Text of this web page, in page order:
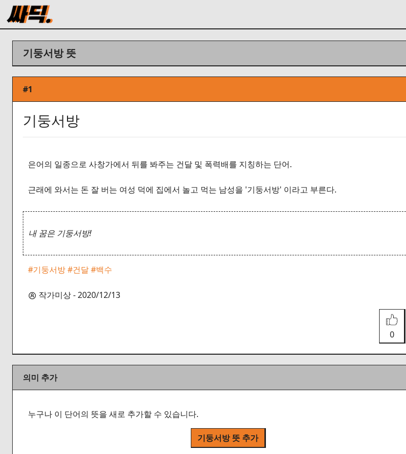
기둥서방 뜻
#1
기둥서방
은어의 일종으로 사창가에서 뒤를 봐주는 건달 및 폭력배를 지칭하는 단어.
근래에 와서는 돈 잘 버는 여성 덕에 집에서 놀고 먹는 남성을 '기둥서방' 이라고 부른다.
내 꿈은 기둥서방!
#기둥서방#건달#백수
작가미상 - 2020/12/13
0
의미 추가
누구나 이 단어의 뜻을 새로 추가할 수 있습니다.
기둥서방 뜻 추가